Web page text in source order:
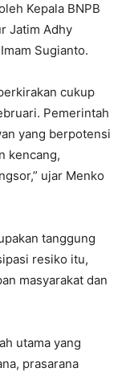
Kepala BNPB
Jatim Adhy
Sugianto.
cukup
Pemerintah
yang berpotensi
kencang,
ujar Menko
tanggung
resiko itu,
masyarakat dan
utama yang
prasarana